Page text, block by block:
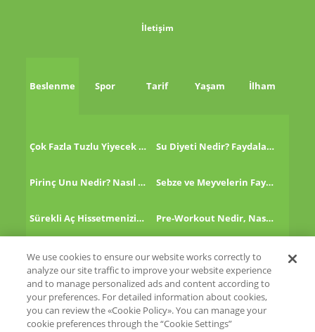
İletişim
Beslenme Spor Tarif Yaşam İlham
Çok Fazla Tuzlu Yiyecek Tükettikten Sonra Ne Yapmalı? Su Diyeti Nedir? Faydaları Nelerdir?
Pirinç Unu Nedir? Nasıl Tüketilir? Sebze ve Meyvelerin Faydaları!
Sürekli Aç Hissetmenizin 8 Nedeni! Pre-Workout Nedir, Nasıl Kullanılır?
Kinoa Nedir, Nasıl Tüketilir?
We use cookies to ensure our website works correctly to
analyze our site traffic to improve your website experience
and to manage personalized ads and content according to
your preferences. For detailed information about cookies,
you can review the «Cookie Policy». You can manage your
cookie preferences through the “Cookie Settings”